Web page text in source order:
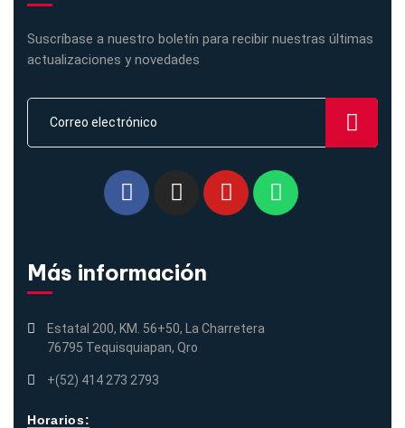
Suscríbase a nuestro boletín para recibir nuestras últimas
actualizaciones y novedades
Más información
Estatal 200, KM. 56+50, La Charretera
76795 Tequisquiapan, Qro
+(52) 414 273 2793
Horarios: